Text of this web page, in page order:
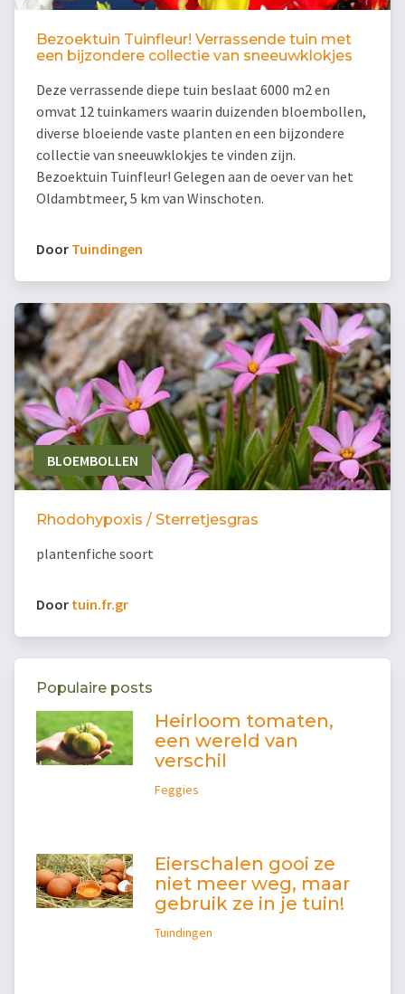
Bezoektuin Tuinfleur! Verrassende tuin met
een bijzondere collectie van sneeuwklokjes
Deze verrassende diepe tuin beslaat 6000 m2 en
omvat 12 tuinkamers waarin duizenden bloembollen,
diverse bloeiende vaste planten en een bijzondere
collectie van sneeuwklokjes te vinden zijn.
Bezoektuin Tuinfleur! Gelegen aan de oever van het
Oldambtmeer, 5 km van Winschoten.
Door Tuindingen
BLOEMBOLLEN
Rhodohypoxis / Sterretjesgras
plantenfiche soort
Door tuin.fr.gr
Populaire posts
Heirloom tomaten,
een wereld van
verschil
Feggies
Eierschalen gooi ze
niet meer weg, maar
gebruik ze in je tuin!
Tuindingen